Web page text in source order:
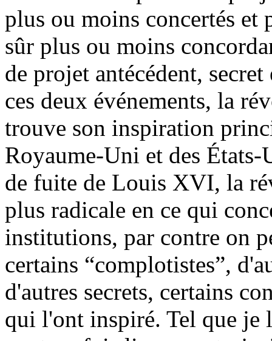
plus ou moins concertés et
sûr plus ou moins
de projet antécédent,
ces deux événements, la
trouve son inspiration
Royaume-Uni et des
de fuite de Louis XVI, la
plus radicale en ce qui
institutions, par contre on
certains “complotistes”,
d'autres secrets, certains
qui l'ont inspiré. Tel que je